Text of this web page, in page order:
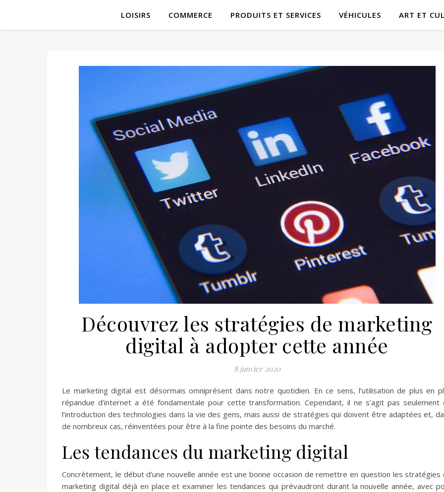
LOISIRS COMMERCE PRODUITS ET SERVICES VÉHICULES ART ET
Découvrez les stratégies de marketing
digital à adopter cette année
8 janvier 2020
Le marketing digital est désormais omniprésent dans notre quotidien. En ce sens, l’utilisation de plus en
répandue d’internet a été fondamentale pour cette transformation. Cependant, il ne s’agit pas seulement
l’introduction des technologies dans la vie des gens, mais aussi de stratégies qui doivent être adaptées et,
de nombreux cas, réinventées pour être à la fine pointe des besoins du marché.
Les tendances du marketing digital
Concrètement, le début d’une nouvelle année est une bonne occasion de remettre en question les stratégies
marketing digital déjà en place et examiner les tendances qui prévaudront durant la nouvelle année, avec